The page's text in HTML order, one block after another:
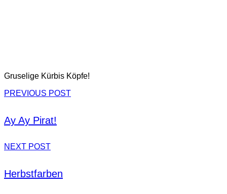
Gruselige Kürbis Köpfe!
PREVIOUS POST
Ay Ay Pirat!
NEXT POST
Herbstfarben